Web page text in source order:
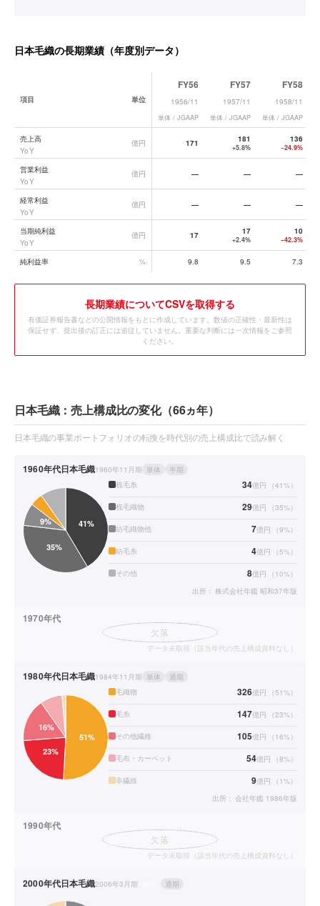
日本毛織の長期業績（年度別データ）
日本毛織
項目 単位
FY56
1956/11
単体 / JGAAP
FY57
1957/11
単体 / JGAAP
FY58
1958/11
単体 / JGAAP
売上高
YoY
億円 171 181
+5.8%
136
−24.9%
営業利益
YoY
億円 — — —
経常利益
YoY
億円 — — —
当期純利益
YoY
億円 17 17
+2.4%
10
−42.3%
純利益率 % 9.8 9.5 7.3
長期業績についてCSVを取得する
有価証券報告書などの公開情報をもとに作成しています。数値の正確性・最新性は
保証せず、提出後の訂正には追従していません。重要な判断には一次情報をご参照
ください。
日本毛織：売上構成比の変化（66ヵ年）
日本毛織の事業ポートフォリオの転換を時代別の売上構成比で読み解く
1960年代日本毛織1960年11月期 単体
半期
梳毛糸
34億円 （41%）
梳毛織物 29億円 （35%）
紡毛織物他 7億円 （9%）
紡毛糸 4億円 （5%）
その他 8億円 （ 10%）
出所： 株式会社年鑑 昭和37年版
1970年代
欠落
データ未取得（該当年代の売上構成資料なし）
1980年代日本毛織1984年11月期 単体
通期
毛織物
326億円 （51%）
毛糸 147億円 （23%）
その他繊維 105億円 （ 16%）
毛布・カーペット 54億円 （8%）
非繊維 9億円 （ 1%）
出所： 会社年鑑 1986年版
1990年代
欠落
データ未取得（該当年代の売上構成資料なし）
2000年代日本毛織2006年3月期 通期